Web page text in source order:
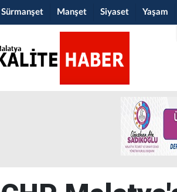
Sürmanşet Manşet Siyaset Yaşam